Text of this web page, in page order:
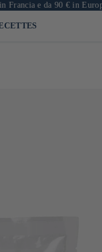
e da 90 € in Europa